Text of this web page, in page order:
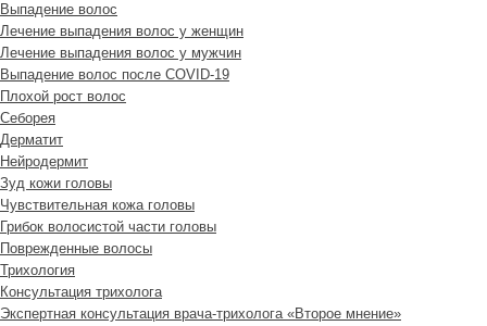
Выпадение волос
Лечение выпадения волос у женщин
Лечение выпадения волос у мужчин
Выпадение волос после COVID-19
Плохой рост волос
Cеборея
Дерматит
Нейродермит
Зуд кожи головы
Чувствительная кожа головы
Грибок волосистой части головы
Поврежденные волосы
Трихология
Консультация трихолога
Экспертная консультация врача-трихолога «Второе мнение»